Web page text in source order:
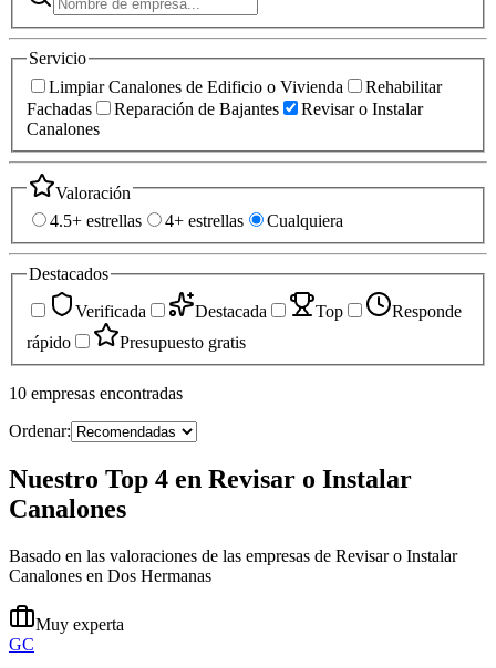
Servicio
Limpiar Canalones de Edificio o Vivienda
Rehabilitar
Fachadas
Reparación de Bajantes
Revisar o Instalar
Canalones
Valoración
4.5+ estrellas
4+ estrellas Cualquiera
Destacados
Verificada
Destacada Top
Responde
rápido
Presupuesto gratis
10 empresas encontradas
Ordenar:
Nuestro Top 4 en Revisar o Instalar
Canalones
Basado en las valoraciones de las empresas de Revisar o Instalar
Canalones en Dos Hermanas
Muy experta
GC